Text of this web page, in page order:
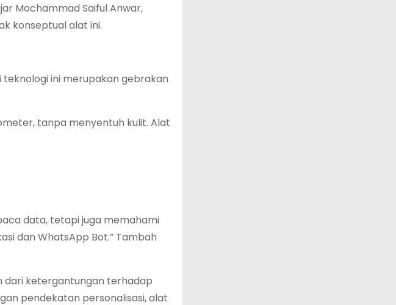
Mochammad Saiful Anwar,
konseptual alat ini.
teknologi ini merupakan gebrakan
tanpa menyentuh kulit. Alat
data, tetapi juga memahami
dan WhatsApp Bot.” Tambah
dari ketergantungan terhadap
pendekatan personalisasi, alat